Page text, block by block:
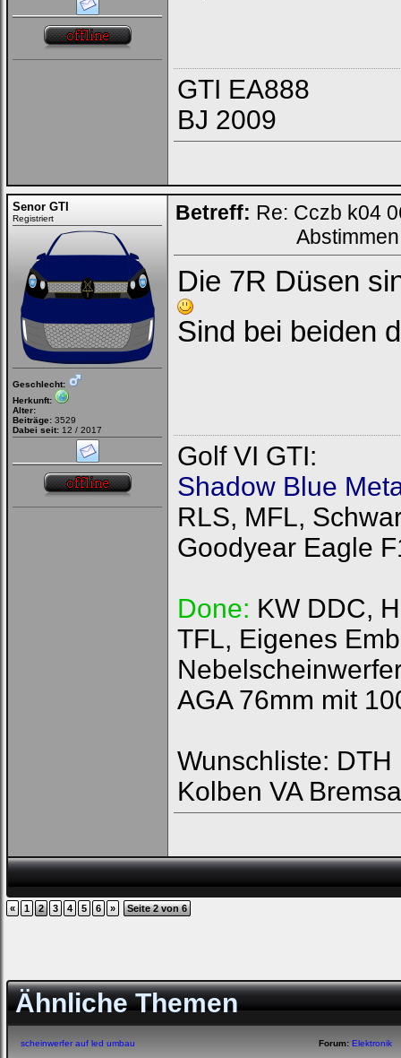
GTI EA888
BJ 2009
Senor GTI
Registriert
Geschlecht:
Herkunft:
Alter:
Beiträge: 3529
Dabei seit: 12 / 2017
Betreff: Re: Cczb k04
Die 7R Düsen
Sind bei beiden
Golf VI GTI:
Shadow Blue
RLS, MFL,
Goodyear Eagle
Done: KW DDC,
TFL, Eigenes
AGA 76mm mit
Wunschliste:
Kolben VA
« 1 2 3 4 5 6 » Seite 2 von 6
Ähnliche Themen
scheinwerfer auf led umbau Forum: Elektronik